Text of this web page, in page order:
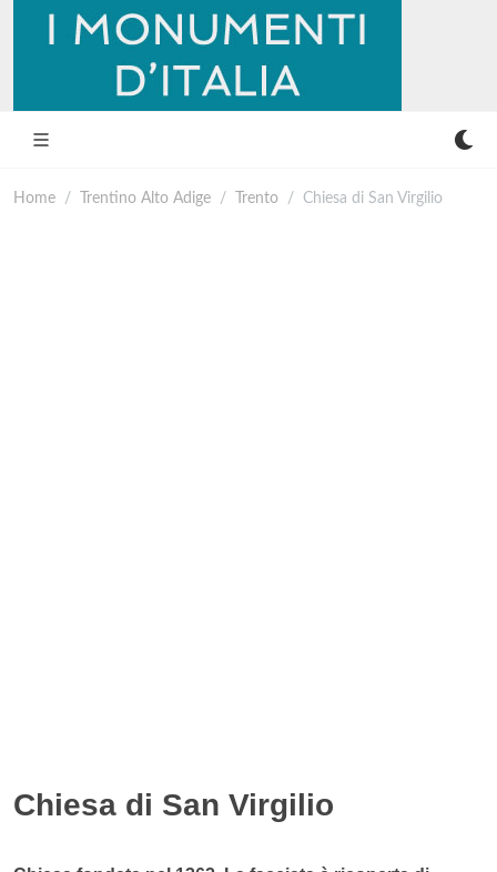
Home Trentino Alto Adige Trento Chiesa di San Virgilio
Chiesa di San Virgilio